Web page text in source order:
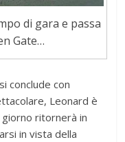
di gara e passa
Gate…
conclude con
Leonard è
ritornerà in
in vista della